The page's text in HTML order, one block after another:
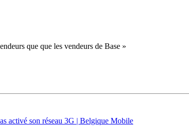
que que les vendeurs de Base »
activé son réseau 3G | Belgique Mobile